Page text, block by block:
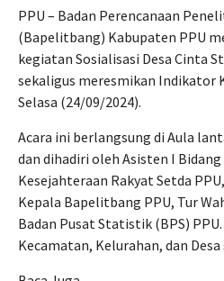
PPU – Badan Perencanaan
(Bapelitbang) Kabupaten PPU
kegiatan Sosialisasi Desa Cinta
sekaligus meresmikan Indikator
Selasa (24/09/2024).
Acara ini berlangsung di Aula
dan dihadiri oleh Asisten I
Kesejahteraan Rakyat Setda
Kepala Bapelitbang PPU, Tur
Badan Pusat Statistik (BPS)
Kecamatan, Kelurahan, dan